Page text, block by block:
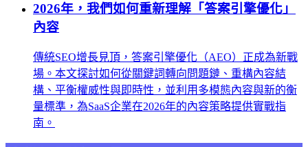
2026年，我們如何重新理解「答案引擎優化」
內容
傳統SEO增長見頂，答案引擎優化（AEO）正成為新戰
場。本文探討如何從關鍵詞轉向問題鏈、重構內容結
構、平衡權威性與即時性，並利用多模態內容與新的衡
量標準，為SaaS企業在2026年的內容策略提供實戰指
南。